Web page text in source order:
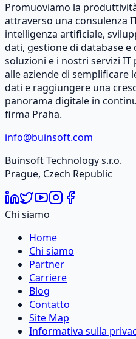
Promuoviamo la
attraverso una consulenza
intelligenza artificiale,
dati, gestione di database e
soluzioni e i nostri servizi
alle aziende di semplificare
dati e raggiungere una
panorama digitale in
firma Praha.
info@buinsoft.com
Buinsoft Technology s.r.o.
Prague, Czech Republic
Chi siamo
Home
Chi siamo
Partner
Carriere
Blog
Contatto
Site Map
Informativa sulla